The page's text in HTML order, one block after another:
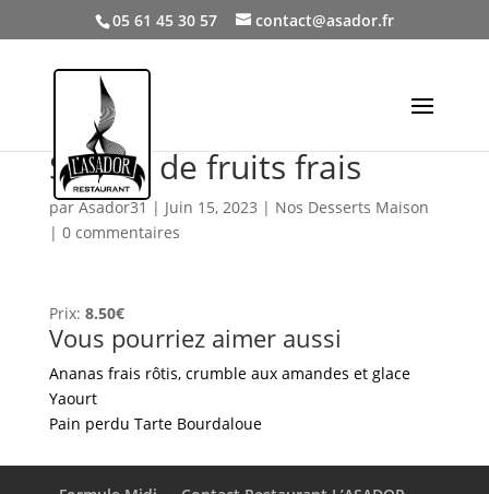
05 61 45 30 57 contact@asador.fr
Salade de fruits frais
parAsador31| Juin 15, 2023 | Nos Desserts Maison
| 0 commentaires
Prix: 8.50€
Vous pourriez aimer aussi
Ananas frais rôtis, crumble aux amandes et glace
Yaourt
Pain perdu Tarte Bourdaloue